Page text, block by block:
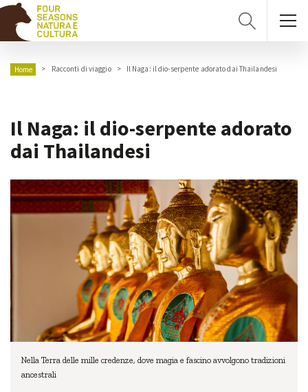
Home Racconti di viaggio Il Naga: il dio-serpente adorato dai Thailandesi
Il Naga: il dio-serpente adorato
dai Thailandesi
Nella Terra delle mille credenze, dove magia e fascino avvolgono tradizioni
ancestrali